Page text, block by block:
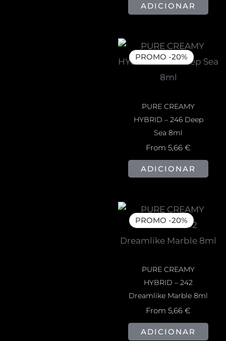
ADICIONAR
PROMO -20%
PURE CREAMY
HYBRID – 246 Deep
Sea 8ml
From5,66€
ADICIONAR
PROMO -20%
PURE CREAMY
HYBRID – 242
Dreamlike Marble 8ml
From5,66€
ADICIONAR